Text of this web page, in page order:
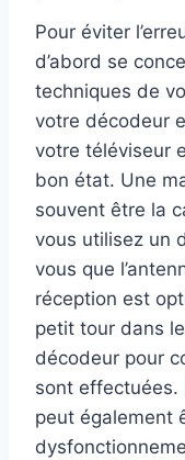
Pour éviter
d’abord se
techniques de
votre décodeur
votre téléviseur
bon état. Une
souvent être la
vous utilisez un
vous que
réception est
petit tour dans
décodeur pour
sont effectuées.
peut également